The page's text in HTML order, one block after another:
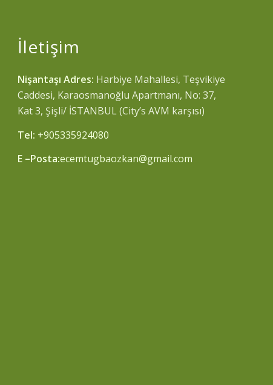
İletişim
Nişantaşı Adres: Harbiye Mahallesi, Teşvikiye
Caddesi, Karaosmanoğlu Apartmanı, No: 37,
Kat 3, Şişli/ İSTANBUL (City’s AVM karşısı)
Tel: +905335924080
E –Posta:ecemtugbaozkan@gmail.com